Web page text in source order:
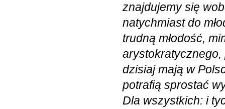
znajdujemy się
natychmiast do
trudną młodość,
arystokratycznego,
dzisiaj mają w
potrafią sprostać
Dla wszystkich: i